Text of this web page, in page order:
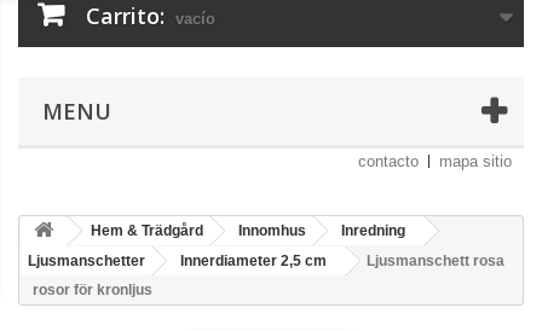
Carrito: vacío
MENU
contacto mapa sitio
Hem & Trädgård Innomhus
Inredning
Ljusmanschetter
Innerdiameter 2,5 cm
Ljusmanschett rosa
rosor för kronljus